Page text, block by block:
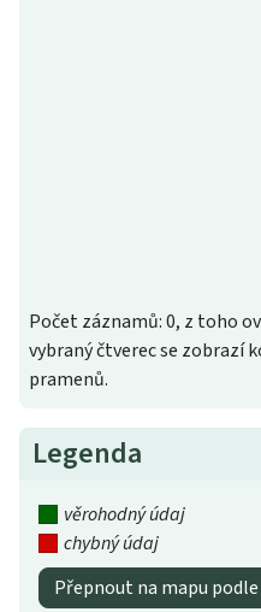
Počet záznamů: 0, z toho
vybraný čtverec se zobrazí
pramenů.
Legenda
věrohodný údaj
chybný údaj
Přepnout na mapu